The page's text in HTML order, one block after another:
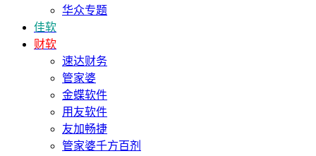
华众专题
佳软
财软
速达财务
管家婆
金蝶软件
用友软件
友加畅捷
管家婆千方百剂